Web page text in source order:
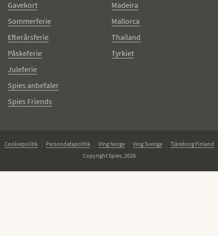
Gavekort
Sommerferie
Efterårsferie
Påskeferie
Juleferie
Spies anbefaler
Spies Friends
Madeira
Mallorca
Thailand
Tyrkiet
Cookiepolitik Persondatapolitik Ving Norge Ving Sverige
Tjäreborg Finland
Copyright Spies, 2026